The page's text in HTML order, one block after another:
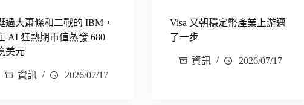
過大蕭條和二戰的 IBM，
AI 狂熱期市值蒸發 680
美元
資訊 2026/07/17
Visa 又朝穩定幣產業上游邁
了一步
資訊 2026/07/17